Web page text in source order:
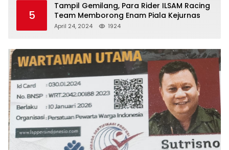
5
Tampil Gemilang, Para Rider ILSAM Racing
Team Memborong Enam Piala Kejurnas
April 24, 2024 1924